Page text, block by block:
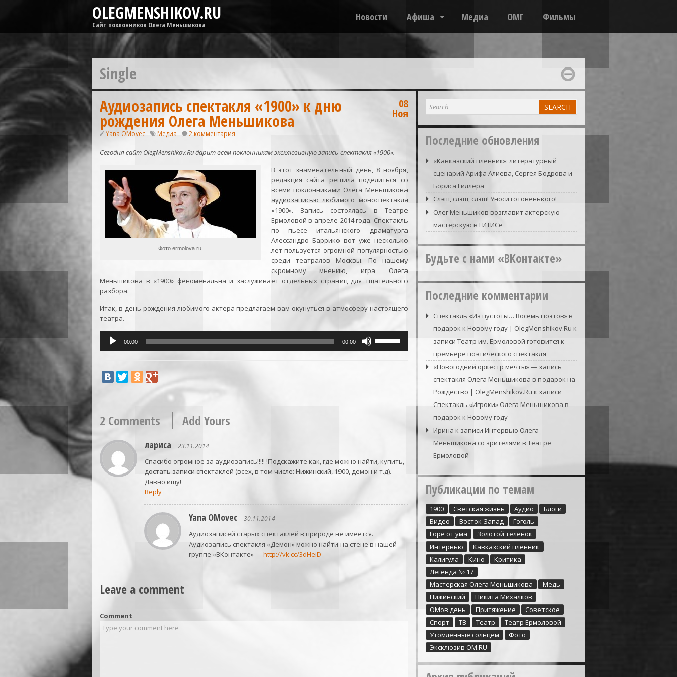
OLEGMENSHIKOV.RU
Сайт поклонников Олега Меньшикова
Новости Афиша Медиа ОМГ Фильмы
Single
Аудиозапись спектакля «1900» к дню
рождения Олега Меньшикова
Yana OMovec Медиа 2 комментария
08
Ноя
Сегодня сайт OlegMenshikov.Ru дарит всем поклонникам эксклюзивную запись спектакля «1900».
Фото ermolova.ru.
В этот знаменательный день, 8 ноября,
редакция сайта решила поделиться со
всеми поклонниками Олега Меньшикова
аудиозаписью любимого моноспектакля
«1900». Запись состоялась в Театре
Ермоловой в апреле 2014 года. Спектакль
по пьесе итальянского драматурга
Алессандро Баррико вот уже несколько
лет пользуется огромной популярностью
среди театралов Москвы. По нашему
скромному мнению, игра Олега
Меньшикова в «1900» феноменальна и заслуживает отдельных страниц для тщательного
разбора.
Итак, в день рождения любимого актера предлагаем вам окунуться в атмосферу настоящего
театра.
Аудиоплеер
00:00 00:00
клавиши
2 Comments Add Yours
лариса 23.11.2014
Спасибо огромное за аудиозапись!!!!! !Подскажите как, где можно найти, купить,
достать записи спектаклей (всех, в том числе: Нижинский, 1900, демон и т.д).
Давно ищу!
Reply
Yana OMovec 30.11.2014
Аудиозаписей старых спектаклей в природе не имеется.
Аудиозапись спектакля «Демон» можно найти на стене в нашей
группе «ВКонтакте» —http://vk.cc/3dHeiD
Leave a comment
Comment
Последние обновления
«Кавказский пленник»: литературный
сценарий Арифа Алиева, Сергея Бодрова и
Бориса Гиллера
Слэш, слэш, слэш! Уноси готовенького!
Олег Меньшиков возглавит актерскую
мастерскую в ГИТИСе
Будьте с нами «ВКонтакте»
Последние комментарии
Спектакль «Из пустоты… Восемь поэтов» в
подарок к Новому году | OlegMenshikov.Ru к
записи Театр им. Ермоловой готовится к
премьере поэтического спектакля
«Новогодний оркестр мечты» — запись
спектакля Олега Меньшикова в подарок на
Рождество | OlegMenshikov.Ru к записи
Спектакль «Игроки» Олега Меньшикова в
подарок к Новому году
Ирина к записи Интервью Олега
Меньшикова со зрителями в Театре
Ермоловой
Публикации по темам
1900 Cветская жизнь Аудио
Блоги
Видео
Восток-Запад
Гоголь
Горе от ума
Золотой теленок
Интервью
Кавказский пленник
Калигула
Кино
Критика
Легенда № 17
Мастерская Олега Меньшикова
Медь
Нижинский
Никита Михалков
ОМов день
Притяжение
Советское
Спорт
ТВ Театр
Театр Ермоловой
Утомленные солнцем
Фото
Эксклюзив ОМ.RU